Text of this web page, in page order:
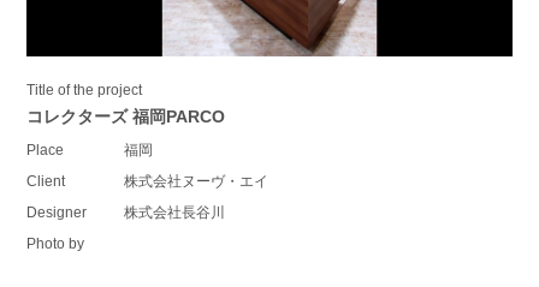
Title of the project
コレクターズ 福岡PARCO
Place
福岡
Client
株式会社ヌーヴ・エイ
Designer
株式会社長谷川
Photo by